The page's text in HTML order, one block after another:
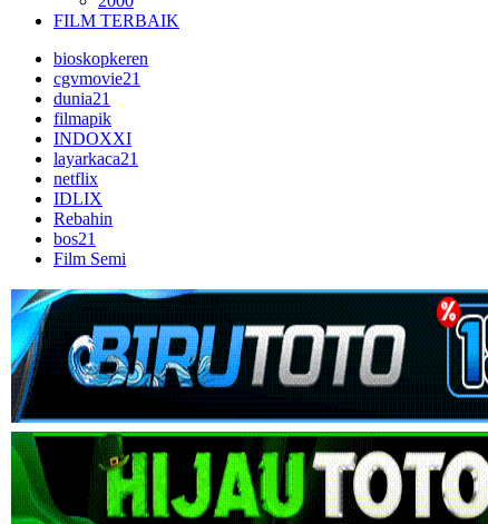
FILM TERBAIK
bioskopkeren
cgvmovie21
dunia21
filmapik
INDOXXI
layarkaca21
netflix
IDLIX
Rebahin
bos21
Film Semi